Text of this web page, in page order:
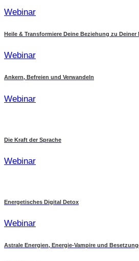
Webinar
Heile & Transformiere Deine Beziehung zu Deiner
Webinar
Ankern, Befreien und Verwandeln
Webinar
Die Kraft der Sprache
Webinar
Energetisches Digital Detox
Webinar
Astrale Energien, Energie-Vampire und